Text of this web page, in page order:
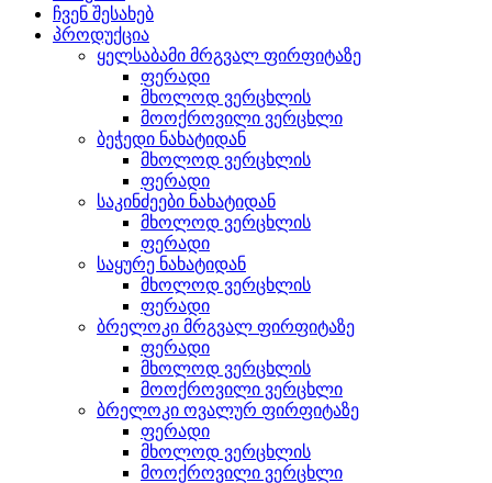
ჩვენ შესახებ
პროდუქცია
ყელსაბამი მრგვალ ფირფიტაზე
ფერადი
მხოლოდ ვერცხლის
მოოქროვილი ვერცხლი
ბეჭედი ნახატიდან
მხოლოდ ვერცხლის
ფერადი
საკინძეები ნახატიდან
მხოლოდ ვერცხლის
ფერადი
საყურე ნახატიდან
მხოლოდ ვერცხლის
ფერადი
ბრელოკი მრგვალ ფირფიტაზე
ფერადი
მხოლოდ ვერცხლის
მოოქროვილი ვერცხლი
ბრელოკი ოვალურ ფირფიტაზე
ფერადი
მხოლოდ ვერცხლის
მოოქროვილი ვერცხლი